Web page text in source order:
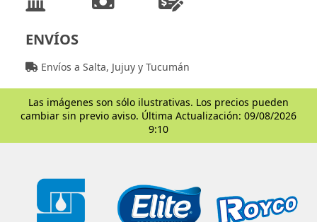
ENVÍOS
Envíos a Salta, Jujuy y Tucumán
Las imágenes son sólo ilustrativas. Los precios pueden
cambiar sin previo aviso. Última Actualización: 09/08/2026
9:10